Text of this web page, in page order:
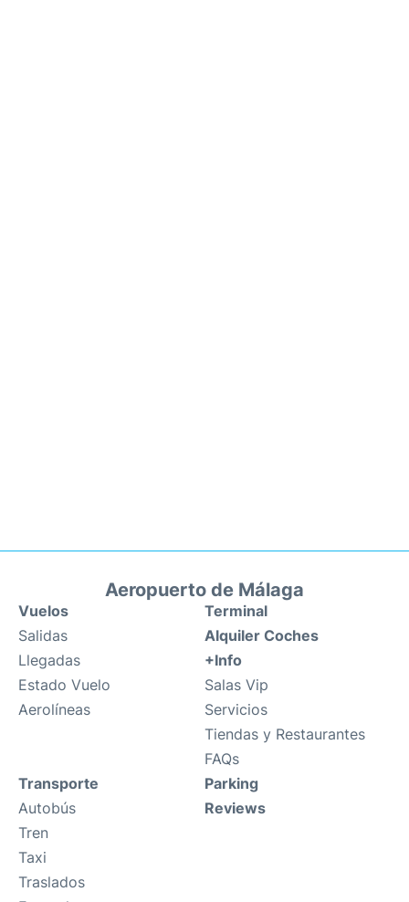
Aeropuerto de Málaga
Vuelos
Salidas
Llegadas
Estado Vuelo
Aerolíneas
Terminal
Alquiler Coches
+Info
Salas Vip
Servicios
Tiendas y Restaurantes
FAQs
Transporte
Autobús
Tren
Taxi
Traslados
Parking
Reviews